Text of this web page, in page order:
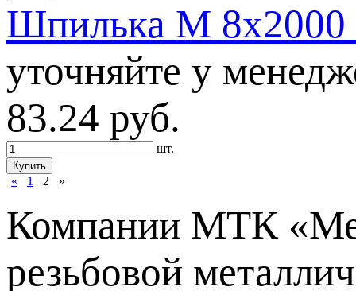
Шпилька М 8х2000
уточняйте у
83.24 руб.
шт.
Купить
« 1 2 »
Компании МТК
резьбовой